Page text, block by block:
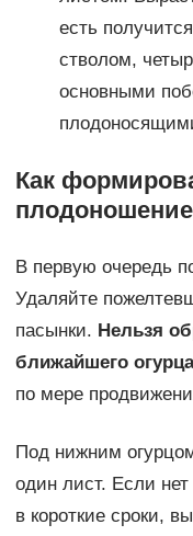
есть
стволом,
основными
Как
В первую очередь
Удаляйте
пасынки. Нельзя
ближайшего
по мере
Под нижним
один лист. Если
в короткие сроки,